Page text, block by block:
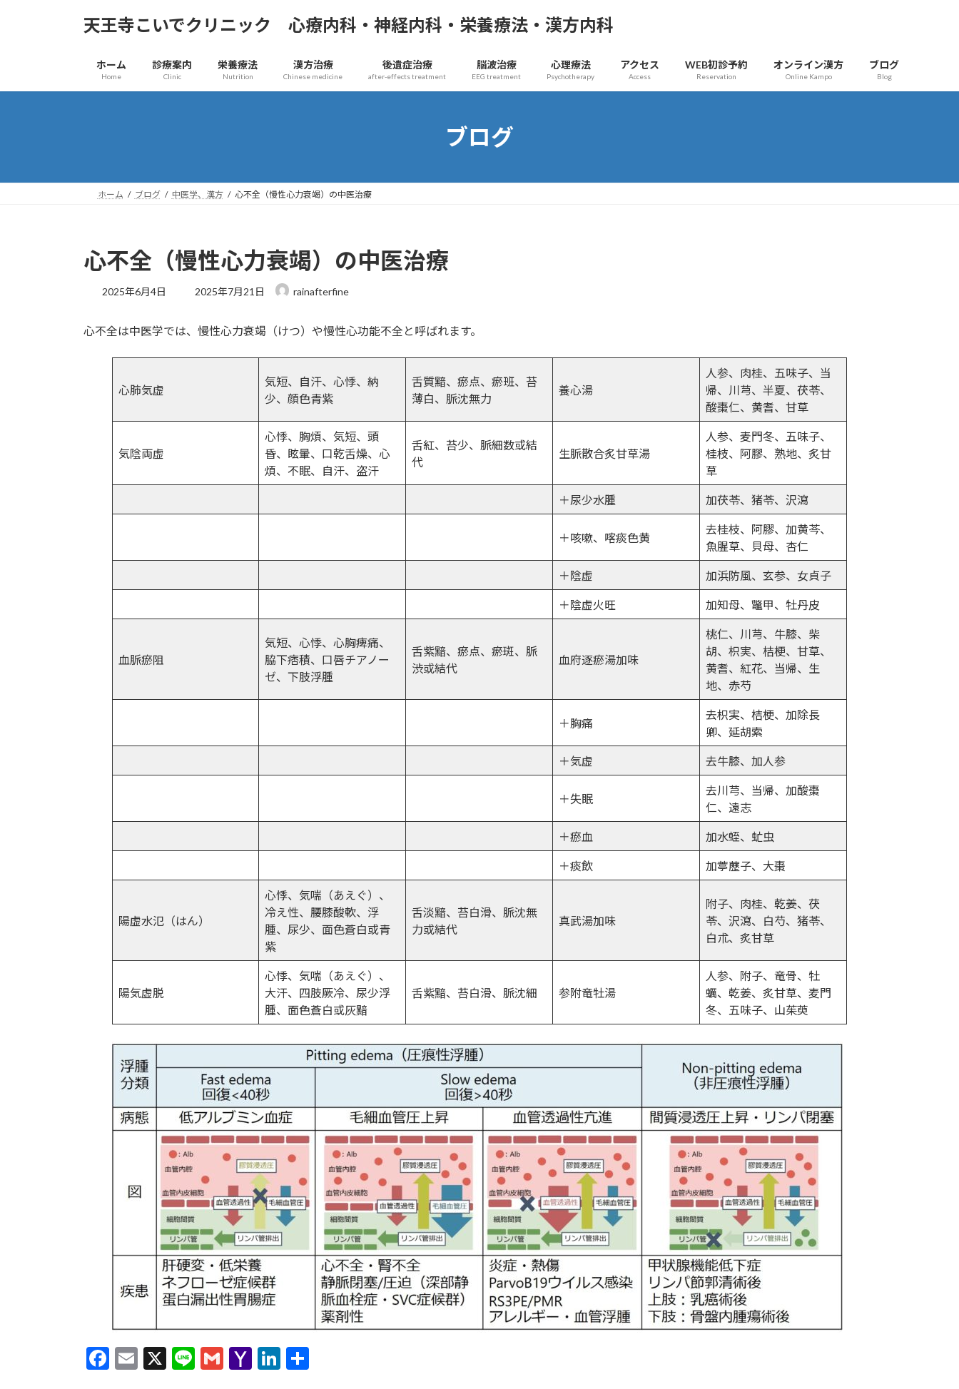
へ
ョ
天王寺こいでクリニック 心療内科・神経内科・栄養療法・漢方内科
ホーム
Home
診療案内
Clinic
栄養療法
Nutrition
漢方治療
Chinese medicine
後遺症治療
after-effects treatment
脳波治療
EEG treatment
心理療法
Psychotherapy
アクセス
Access
WEB初診予約
Reservation
オンライン漢方
Online Kampo
ブログ
Blog
ブログ
ホーム ブログ 中医学、漢方 心不全（慢性心力衰竭）の中医治療
心不全（慢性心力衰竭）の中医治療
2025年6月4日
最
新
時
2025年7月21日 rainafterfine
心不全は中医学では、慢性心力衰竭（けつ）や慢性心功能不全と呼ばれます。
心肺気虚
気短、自汗、心悸、納
少、顔色青紫
舌質黯、瘀点、瘀班、苔
薄白、脈沈無力
養心湯
人参、肉桂、五味子、当
帰、川芎、半夏、茯苓、
酸棗仁、黄耆、甘草
気陰両虚
心悸、胸煩、気短、頭
昏、眩暈、口乾舌燥、心
煩、不眠、自汗、盗汗
舌紅、苔少、脈細数或結
代
生脈散合炙甘草湯
人参、麦門冬、五味子、
桂枝、阿膠、熟地、炙甘
草
＋尿少水腫 加茯苓、猪苓、沢瀉
＋咳嗽、喀痰色黄
去桂枝、阿膠、加黄芩、
魚腥草、貝母、杏仁
＋陰虚 加浜防風、玄参、女貞子
＋陰虚火旺 加知母、鼈甲、牡丹皮
血脈瘀阻
気短、心悸、心胸痺痛、
脇下痞積、口唇チアノー
ゼ、下肢浮腫
舌紫黯、瘀点、瘀斑、脈
渋或結代
血府逐瘀湯加味
桃仁、川芎、牛膝、柴
胡、枳実、桔梗、甘草、
黄耆、紅花、当帰、生
地、赤芍
＋胸痛
去枳実、桔梗、加除長
卿、延胡索
＋気虚 去牛膝、加人参
＋失眠
去川芎、当帰、加酸棗
仁、遠志
＋瘀血 加水蛭、虻虫
＋痰飲 加葶藶子、大棗
陽虚水氾（はん）
心悸、気喘（あえぐ）、
冷え性、腰膝酸軟、浮
腫、尿少、面色蒼白或青
紫
舌淡黯、苔白滑、脈沈無
力或結代
真武湯加味
附子、肉桂、乾姜、茯
苓、沢瀉、白芍、猪苓、
白朮、炙甘草
陽気虚脱
心悸、気喘（あえぐ）、
大汗、四肢厥冷、尿少浮
腫、面色蒼白或灰黯
舌紫黯、苔白滑、脈沈細 参附竜牡湯
人参、附子、竜骨、牡
蠣、乾姜、炙甘草、麦門
冬、五味子、山茱萸
F
E
X
Li G
Y
Li